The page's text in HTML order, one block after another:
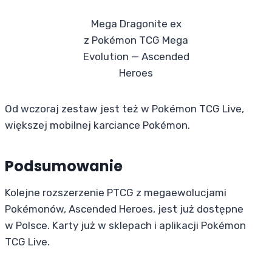
Mega Dragonite ex
z Pokémon TCG Mega
Evolution — Ascended
Heroes
Od wczoraj zestaw jest też w Pokémon TCG Live,
większej mobilnej karciance Pokémon.
Podsumowanie
Kolejne rozszerzenie PTCG z megaewolucjami
Pokémonów, Ascended Heroes, jest już dostępne
w Polsce. Karty już w sklepach i aplikacji Pokémon
TCG Live.